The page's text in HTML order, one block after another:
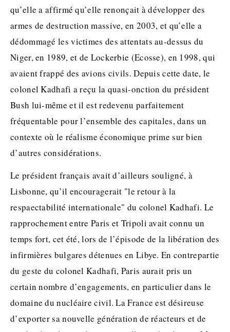
qu’elle a affirmé qu’elle renonçait à développer des
armes de destruction massive, en 2003, et qu’elle a
dédommagé les victimes des attentats au-dessus du
Niger, en 1989, et de Lockerbie (Ecosse), en 1998, qui
avaient frappé des avions civils. Depuis cette date, le
colonel Kadhafi a reçu la quasi-onction du président
Bush lui-même et il est redevenu parfaitement
fréquentable pour l’ensemble des capitales, dans un
contexte où le réalisme économique prime sur bien
d’autres considérations.
Le président français avait d’ailleurs souligné, à
Lisbonne, qu’il encouragerait "le retour à la
respaectabilité internationale" du colonel Kadhafi. Le
rapprochement entre Paris et Tripoli avait connu un
temps fort, cet été, lors de l’épisode de la libération des
infirmières bulgares détenues en Libye. En contrepartie
du geste du colonel Kadhafi, Paris aurait pris un
certain nombre d’engagements, en particulier dans le
domaine du nucléaire civil. La France est désireuse
d’exporter sa nouvelle génération de réacteurs et de